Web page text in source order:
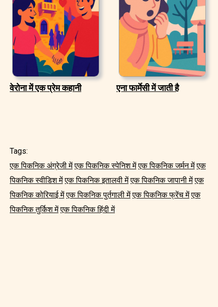
वेरोना में एक प्रेम कहानी एना फार्मेसी में जाती है
Tags:
एक पिकनिक अंग्रेजी में एक पिकनिक स्पेनिश में एक पिकनिक जर्मन में एक
पिकनिक स्वीडिश में एक पिकनिक इतालवी में एक पिकनिक जापानी में एक
पिकनिक कोरियाई में एक पिकनिक पुर्तगाली में एक पिकनिक फ्रेंच में एक
पिकनिक तुर्किश में एक पिकनिक हिंदी में